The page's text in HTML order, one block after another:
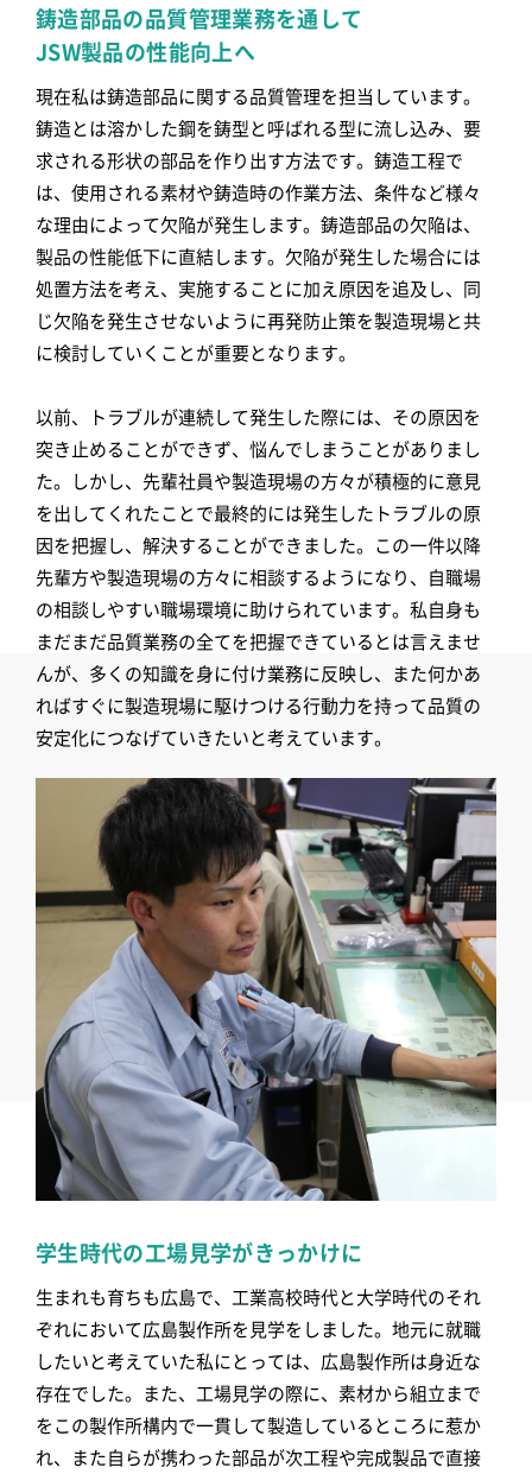
鋳造部品の品質管理業務を通して
JSW製品の性能向上へ
現在私は鋳造部品に関する品質管理を担当しています。
鋳造とは溶かした鋼を鋳型と呼ばれる型に流し込み、要
求される形状の部品を作り出す方法です。鋳造工程で
は、使用される素材や鋳造時の作業方法、条件など様々
な理由によって欠陥が発生します。鋳造部品の欠陥は、
製品の性能低下に直結します。欠陥が発生した場合には
処置方法を考え、実施することに加え原因を追及し、同
じ欠陥を発生させないように再発防止策を製造現場と共
に検討していくことが重要となります。
以前、トラブルが連続して発生した際には、その原因を
突き止めることができず、悩んでしまうことがありまし
た。しかし、先輩社員や製造現場の方々が積極的に意見
を出してくれたことで最終的には発生したトラブルの原
因を把握し、解決することができました。この一件以降
先輩方や製造現場の方々に相談するようになり、自職場
の相談しやすい職場環境に助けられています。私自身も
まだまだ品質業務の全てを把握できているとは言えませ
んが、多くの知識を身に付け業務に反映し、また何かあ
ればすぐに製造現場に駆けつける行動力を持って品質の
安定化につなげていきたいと考えています。
学生時代の工場見学がきっかけに
生まれも育ちも広島で、工業高校時代と大学時代のそれ
ぞれにおいて広島製作所を見学をしました。地元に就職
したいと考えていた私にとっては、広島製作所は身近な
存在でした。また、工場見学の際に、素材から組立まで
をこの製作所構内で一貫して製造しているところに惹か
れ、また自らが携わった部品が次工程や完成製品で直接